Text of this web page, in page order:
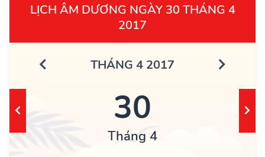
LỊCH ÂM DƯƠNG NGÀY 30 THÁNG 4
2017
THÁNG 4 2017
30
Tháng 4